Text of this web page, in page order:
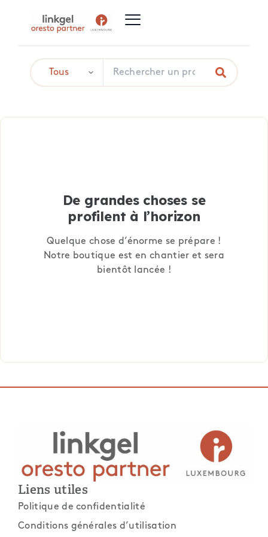
De grandes choses se
profilent à l’horizon
Quelque chose d’énorme se prépare !
Notre boutique est en chantier et sera
bientôt lancée !
Liens utiles
Politique de confidentialité
Conditions générales d’utilisation